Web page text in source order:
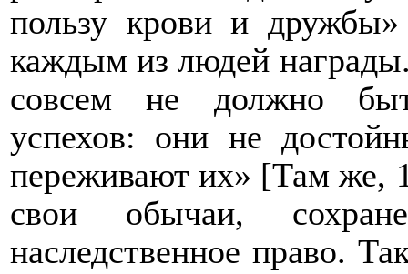
пользу крови и дружбы»
каждым из людей
совсем не должно
успехов: они не
переживают их» [Там же,
свои обычаи,
наследственное право.